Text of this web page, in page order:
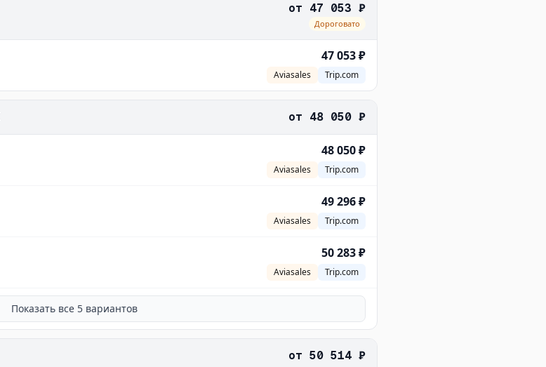
от 47 053 ₽
Дороговато
47 053 ₽
Aviasales Trip.com
от 48 050 ₽
48 050 ₽
Aviasales Trip.com
49 296 ₽
Aviasales Trip.com
50 283 ₽
Aviasales Trip.com
Показать все 5 вариантов
от 50 514 ₽